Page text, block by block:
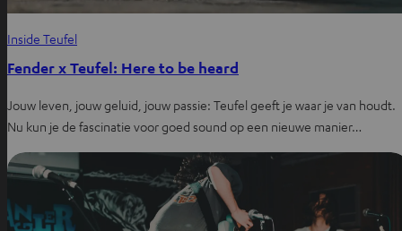
Inside Teufel
Fender x Teufel: Here to be heard
Jouw leven, jouw geluid, jouw passie: Teufel geeft je waar je van houdt.
Nu kun je de fascinatie voor goed sound op een nieuwe manier…